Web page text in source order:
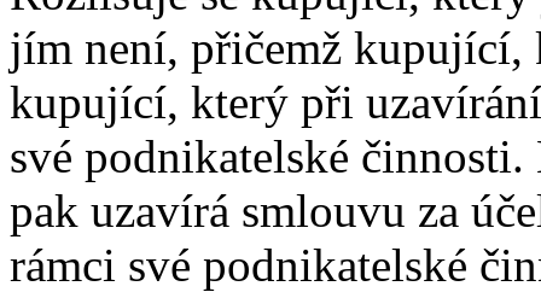
jím není, přičemž kupující,
kupující, který při
své podnikatelské
pak uzavírá smlouvu za
rámci své podnikatelské